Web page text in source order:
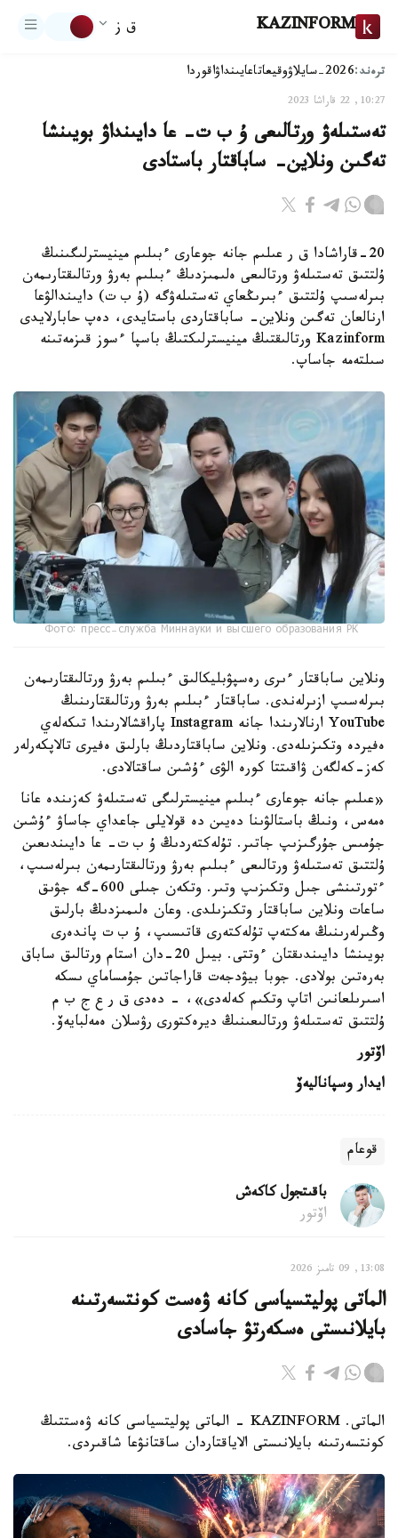
KAZINFORM ق ز
ترەند:2026-سايلاۋ وقيعاتاعايىنداۋاقوردا
10:27, 22 قاراشا 2023
تەستىلەۋ ورتالىعى ۇ ب ت- عا دايىنداۋ بويىنشا
تەگىن ونلاين- ساباقتار باستادى
20-قاراشادا ق ر عىلىم جانە جوعارى ءبىلىم مينيسترلىگىنىڭ
ۇلتتىق تەستىلەۋ ورتالىعى ەلىمىزدىڭ ءبىلىم بەرۋ ورتالىقتارىمەن
بىرلەسىپ ۇلتتىق ءبىرىڭعاي تەستىلەۋگە (ۇ ب ت) دايىندالۋعا
ارنالعان تەگىن ونلاين- ساباقتاردى باستايدى، دەپ حابارلايدى
Kazinform ورتالىقتىڭ مينيسترلىكتىڭ باسپا ءسوز قىزمەتىنە
سىلتەمە جاساپ.
Фото: пресс-служба Миннауки и высшего образования РК
ونلاين ساباقتار ءىرى رەسپۋبليكالىق ءبىلىم بەرۋ ورتالىقتارىمەن
بىرلەسىپ ازىرلەندى. ساباقتار ءبىلىم بەرۋ ورتالىقتارىنىڭ
YouTube ارنالارىندا جانە Instagram پاراقشالارىندا تىكەلەي
ەفيردە وتكىزىلەدى. ونلاين ساباقتاردىڭ بارلىق ەفيرى تالاپكەرلەر
كەز-كەلگەن ۋاقىتتا كورە الۋى ءۇشىن ساقتالادى.
«عىلىم جانە جوعارى ءبىلىم مينيسترلىگى تەستىلەۋ كەزىندە عانا
ەمەس، ونىڭ باستالۋىنا دەيىن دە قولايلى جاعداي جاساۋ ءۇشىن
جۇمىس جۇرگىزىپ جاتىر. تۇلەكتەردىڭ ۇ ب ت- عا دايىندىعىن
ۇلتتىق تەستىلەۋ ورتالىعى ءبىلىم بەرۋ ورتالىقتارىمەن بىرلەسىپ،
ءتورتىنشى جىل وتكىزىپ وتىر. وتكەن جىلى 600-گە جۋىق
ساعات ونلاين ساباقتار وتكىزىلدى. وعان ەلىمىزدىڭ بارلىق
وڭىرلەرىنىڭ مەكتەپ تۇلەكتەرى قاتىسىپ، ۇ ب ت پاندەرى
بويىنشا دايىندىقتان ءوتتى. بيىل 20-دان استام ورتالىق ساباق
بەرەتىن بولادى. جوبا بيۋدجەت قاراجاتىن جۇمساماي ىسكە
اسىرىلعانىن اتاپ وتكىم كەلەدى»، - دەدى ق ر ع ج ب م
ۇلتتىق تەستىلەۋ ورتالىعىنىڭ ديرەكتورى رۋسلان ەمەلبايەۆ.
اۆتور
ايدار وسپاناليەۆ
قوعام
باقىتجول كاكەش
اۆتور
13:08, 09 تامىز 2026
الماتى پوليتسياسى كانە ۋەست كونتسەرتىنە
بايلانىستى ەسكەرتۋ جاسادى
الماتى. KAZINFORM - الماتى پوليتسياسى كانە ۋەستتىڭ
كونتسەرتىنە بايلانىستى الاياقتاردان ساقتانۋعا شاقىردى.